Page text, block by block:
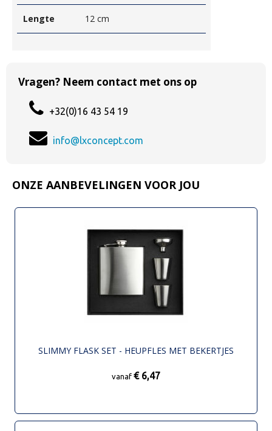
Lengte 12 cm
Vragen? Neem contact met ons op
+32(0)16 43 54 19
info@lxconcept.com
ONZE AANBEVELINGEN VOOR JOU
SLIMMY FLASK SET - HEUPFLES MET BEKERTJES
vanaf € 6,47